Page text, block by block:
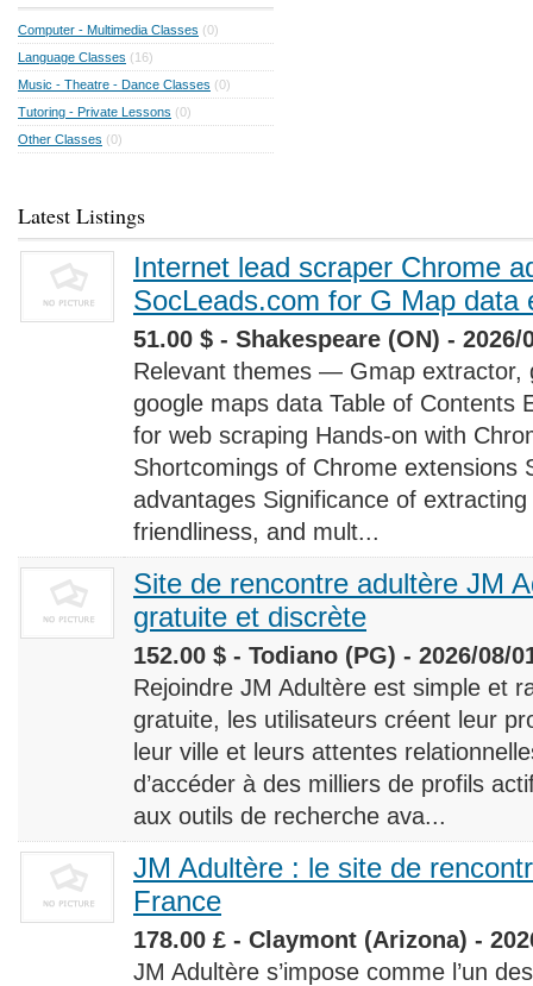
Computer - Multimedia Classes (0)
Language Classes (16)
Music - Theatre - Dance Classes (0)
Tutoring - Private Lessons (0)
Other Classes (0)
Latest Listings
Internet lead scraper Chrome
SocLeads.com for G Map data
51.00 $ - Shakespeare (ON) - 2026/
Relevant themes — Gmap extractor,
google maps data Table of Contents
for web scraping Hands-on with
Shortcomings of Chrome extensions
advantages Significance of
friendliness, and mult...
Site de rencontre adultère JM
gratuite et discrète
152.00 $ - Todiano (PG) - 2026/08/
Rejoindre JM Adultère est simple et
gratuite, les utilisateurs créent leur
leur ville et leurs attentes
d’accéder à des milliers de profils
aux outils de recherche ava...
JM Adultère : le site de
France
178.00 £ - Claymont (Arizona) -
JM Adultère s’impose comme l’un